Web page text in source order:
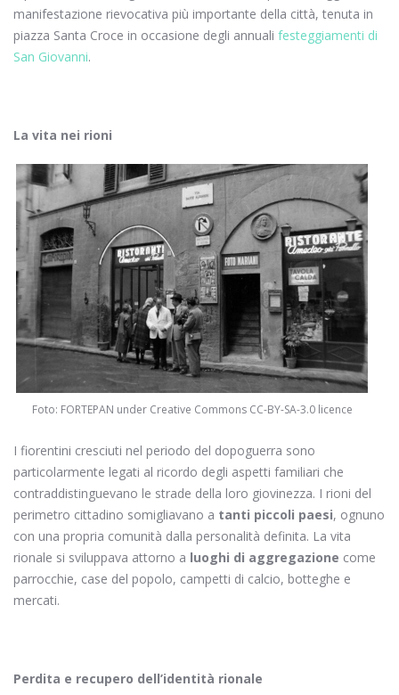
manifestazione rievocativa più importante della città, tenuta in
piazza Santa Croce in occasione degli annuali festeggiamenti di
San Giovanni.
La vita nei rioni
Foto: FORTEPAN under Creative Commons CC-BY-SA-3.0 licence
I fiorentini cresciuti nel periodo del dopoguerra sono
particolarmente legati al ricordo degli aspetti familiari che
contraddistinguevano le strade della loro giovinezza. I rioni del
perimetro cittadino somigliavano a tanti piccoli paesi, ognuno
con una propria comunità dalla personalità definita. La vita
rionale si sviluppava attorno a luoghi di aggregazione come
parrocchie, case del popolo, campetti di calcio, botteghe e
mercati.
Perdita e recupero dell’identità rionale